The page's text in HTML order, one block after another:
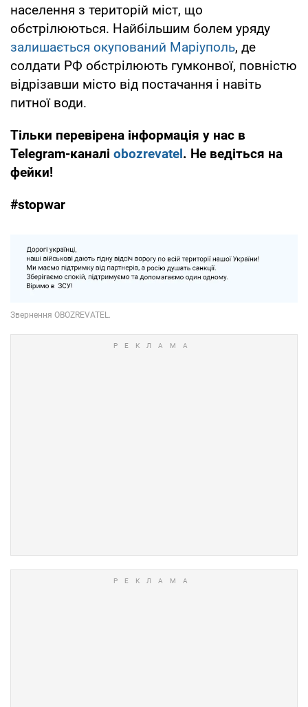
населення з територій міст, що
обстрілюються. Найбільшим болем уряду
залишається окупований Маріуполь, де
солдати РФ обстрілюють гумконвої, повністю
відрізавши місто від постачання і навіть
питної води.
Тільки перевірена інформація у нас в
Telegram-каналі obozrevatel. Не ведітьcя на
фейки!
#stopwar